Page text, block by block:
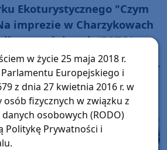
Ekoturystycznego "Czym
imprezie w Charzykowach
przyrodniczych (FOTO)
w życie 25 maja 2018 r.
Europejskiego i
z dnia 27 kwietnia 2016 r. w
fizycznych w związku z
osobowych (RODO)
Politykę Prywatności i